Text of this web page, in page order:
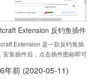
Extension 反钓鱼插件
看网站IP 排名 国家
Extension 是一款反钓鱼插
安装插件后，点击插件图标即可
网站流量排名（垃圾站一般情况
6年前 (2020-05-11)